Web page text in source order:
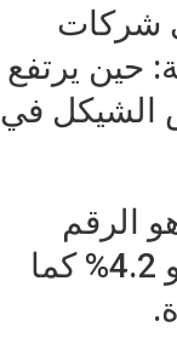
شركات
حين يرتفع
الشيكل في
الرقم
الأكثر أهمية هذا الأسبوع. إذا تجاوز مستوى 3.8% وصعد نحو 4.2% كما